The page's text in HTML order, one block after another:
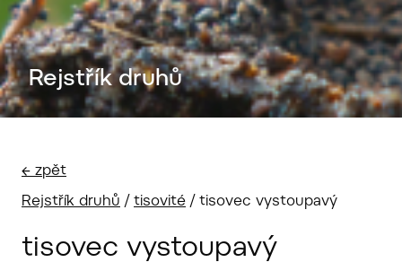
Rejstřík druhů
← zpět
Rejstřík druhů / tisovité / tisovec vystoupavý
tisovec vystoupavý